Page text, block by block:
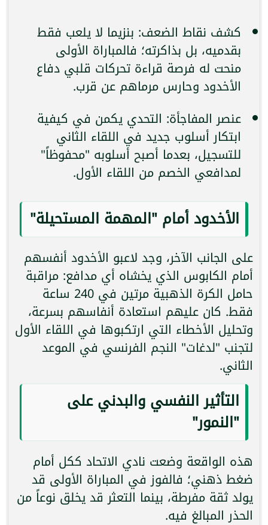
كشف نقاط الضعف: بنزيما لا يلعب فقط
بقدميه، بل بذاكرته؛ فالمباراة الأولى
منحت له فرصة قراءة تحركات قلبي دفاع
الأخدود وحارس مرماهم عن قرب.
عنصر المفاجأة: التحدي يكمن في كيفية
ابتكار أسلوب جديد في اللقاء الثاني
للتسجيل، بعدما أصبح أسلوبه "محفوظاً"
لمدافعي الخصم من اللقاء الأول.
الأخدود أمام "المهمة المستحيلة"
على الجانب الآخر، وجد لاعبو الأخدود أنفسهم
أمام الكابوس الذي يخشاه أي مدافع: مراقبة
حامل الكرة الذهبية مرتين في 240 ساعة
فقط. كان عليهم استعادة أنفاسهم بسرعة،
وتحليل الأخطاء التي ارتكبوها في اللقاء الأول
لتجنب "لدغات" النجم الفرنسي في الموعد
الثاني.
التأثير النفسي والبدني على
"النمور"
هذه الواقعة وضعت نادي الاتحاد ككل أمام
ضغط ذهني؛ فالفوز في المباراة الأولى قد
يولد ثقة مفرطة، بينما التعثر قد يخلق نوعاً من
الحذر المبالغ فيه.